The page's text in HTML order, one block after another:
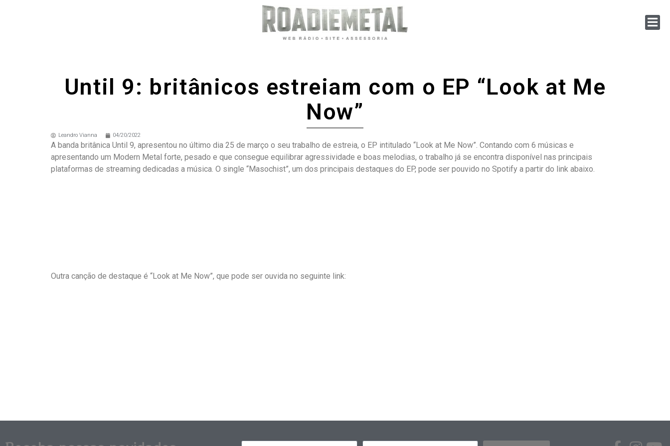
Until 9: britânicos estreiam com o EP “Look at Me
Now”
Leandro Vianna 04/20/2022
A banda britânica Until 9, apresentou no último dia 25 de março o seu trabalho de estreia, o EP intitulado “Look at Me Now”. Contando com 6 músicas e
apresentando um Modern Metal forte, pesado e que consegue equilibrar agressividade e boas melodias, o trabalho já se encontra disponível nas principais
plataformas de streaming dedicadas a música. O single “Masochist”, um dos principais destaques do EP, pode ser pouvido no Spotify a partir do link abaixo.
Outra canção de destaque é “Look at Me Now”, que pode ser ouvida no seguinte link: